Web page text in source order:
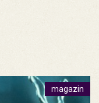
magazin